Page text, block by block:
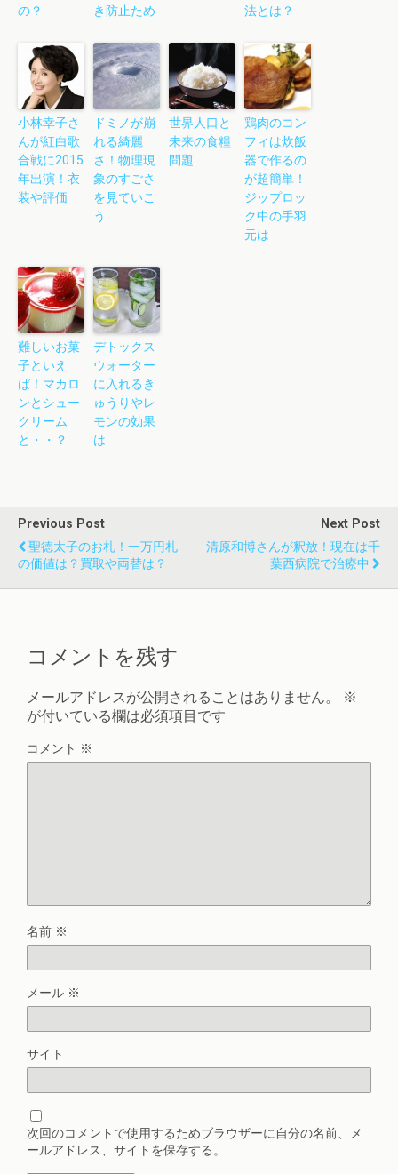
の？
き防止ため
法とは？
小林幸子さ
んが紅白歌
合戦に2015
年出演！衣
装や評価
ドミノが崩
れる綺麗
さ！物理現
象のすごさ
を見ていこ
う
世界人口と
未来の食糧
問題
鶏肉のコン
フィは炊飯
器で作るの
が超簡単！
ジップロッ
ク中の手羽
元は
難しいお菓
子といえ
ば！マカロ
ンとシュー
クリーム
と・・？
デトックス
ウォーター
に入れるき
ゅうりやレ
モンの効果
は
Previous Post
聖徳太子のお札！一万円札
の価値は？買取や両替は？
Next Post
清原和博さんが釈放！現在は千
葉西病院で治療中
コメントを残す
メールアドレスが公開されることはありません。
※
が付いている欄は必須項目です
コメント ※
名前 ※
メール ※
サイト
次回のコメントで使用するためブラウザーに自分の名前、メ
ールアドレス、サイトを保存する。